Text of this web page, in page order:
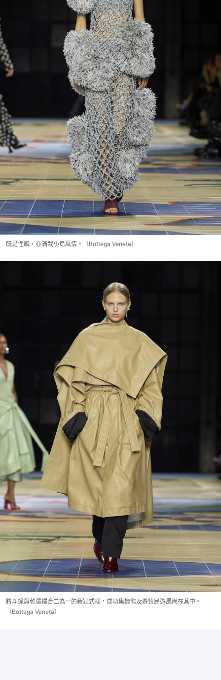
既是性感，亦滿載小島風情。（Bottega Veneta）
將斗篷與乾濕褸合二為一的新穎式樣，成功集機能及遊牧民遊風尚在其中。
（Bottega Veneta）